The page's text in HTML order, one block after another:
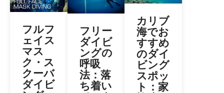
フルフ
ェイス
マス
ク・ス
クーバ
ダイビ
フリー
ダイビ
ングの
呼吸
法：落
ち着い
カリブ
海でお
すすめ
のダイ
ビング
スポッ
ト：家